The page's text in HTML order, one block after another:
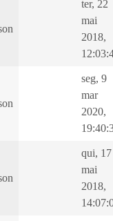
ter, 22
mai
2018,
seg, 9
mar
2020,
qui, 17
mai
2018,